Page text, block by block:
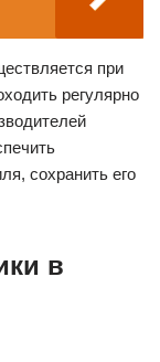
при
регулярно
сохранить его
в